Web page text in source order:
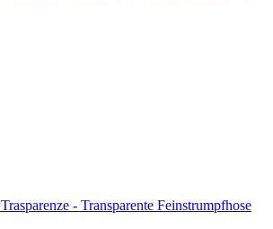
Trasparenze - Transparente Feinstrumpfhose